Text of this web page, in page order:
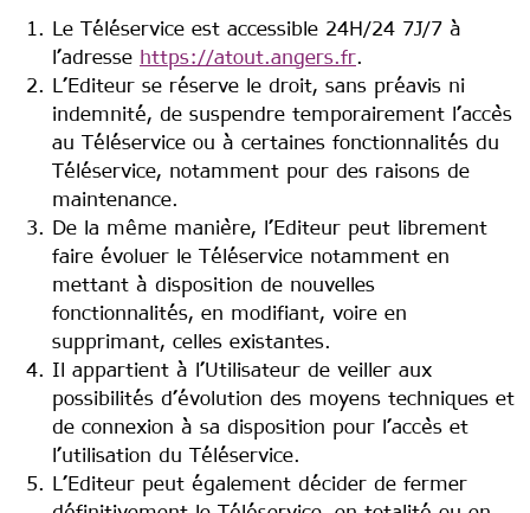
Le Téléservice est accessible 24H/24 7J/7 à
l’adresse https://atout.angers.fr.
L’Editeur se réserve le droit, sans préavis ni
indemnité, de suspendre temporairement l’accès
au Téléservice ou à certaines fonctionnalités du
Téléservice, notamment pour des raisons de
maintenance.
De la même manière, l’Editeur peut librement
faire évoluer le Téléservice notamment en
mettant à disposition de nouvelles
fonctionnalités, en modifiant, voire en
supprimant, celles existantes.
Il appartient à l’Utilisateur de veiller aux
possibilités d’évolution des moyens techniques et
de connexion à sa disposition pour l’accès et
l’utilisation du Téléservice.
L’Editeur peut également décider de fermer